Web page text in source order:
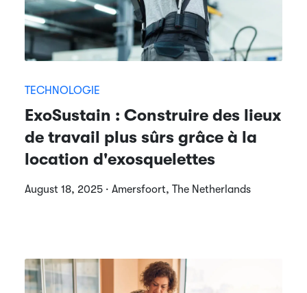
TECHNOLOGIE
ExoSustain : Construire des lieux
de travail plus sûrs grâce à la
location d'exosquelettes
August 18, 2025 · Amersfoort, The Netherlands